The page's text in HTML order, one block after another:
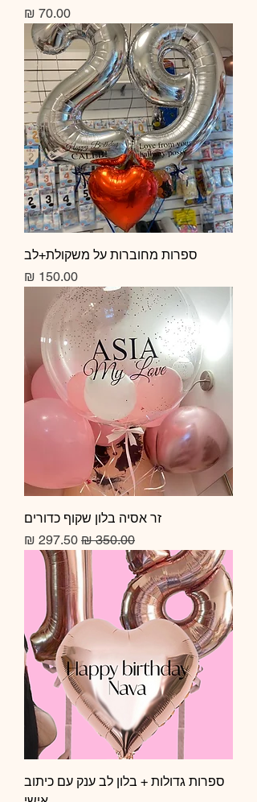
מחיר
ספרות מחוברות על משקולת+לב
מחיר
זר אסיה בלון שקוף כדורים
מחיר רגיל מחיר מבצע
ספרות גדולות + בלון לב ענק עם כיתוב